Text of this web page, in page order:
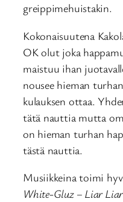
greippimehuistakin.
Kokonaisuutena
OK olut joka
maistuu ihan
nousee hieman
kulauksen ottaa.
tätä nauttia mutta
on hieman turhan
tästä nauttia.
Musiikkeina toimi
White-Gluz – Liar Liar